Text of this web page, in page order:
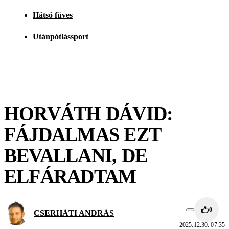
Hátsó füves
Utánpótlássport
HORVÁTH DÁVID:
FÁJDALMAS EZT
BEVALLANI, DE
ELFÁRADTAM
CSERHÁTI ANDRÁS 0
2025.12.30. 07:35